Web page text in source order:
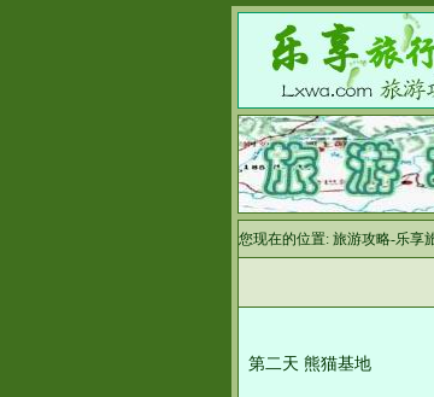
您现在的位置: 旅游攻略-乐享
第二天 熊猫基地